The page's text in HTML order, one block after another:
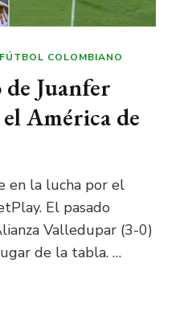
FÚTBOL COLOMBIANO
Juanfer
América de
en la lucha por el
El pasado
Valledupar (3-0)
de la tabla. …